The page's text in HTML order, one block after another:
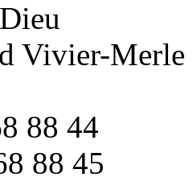
Vivier-Merle
88 44
88 45